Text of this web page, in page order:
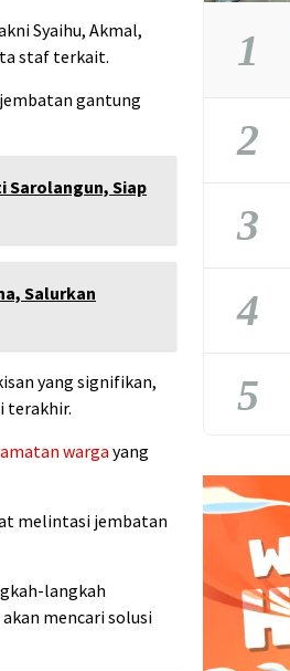
Syaihu, Akmal,
staf terkait.
gantung
Sarolangun, Siap
Salurkan
yang signifikan,
terakhir.
warga yang
melintasi jembatan
langkah
mencari solusi
1
2
3
4
5